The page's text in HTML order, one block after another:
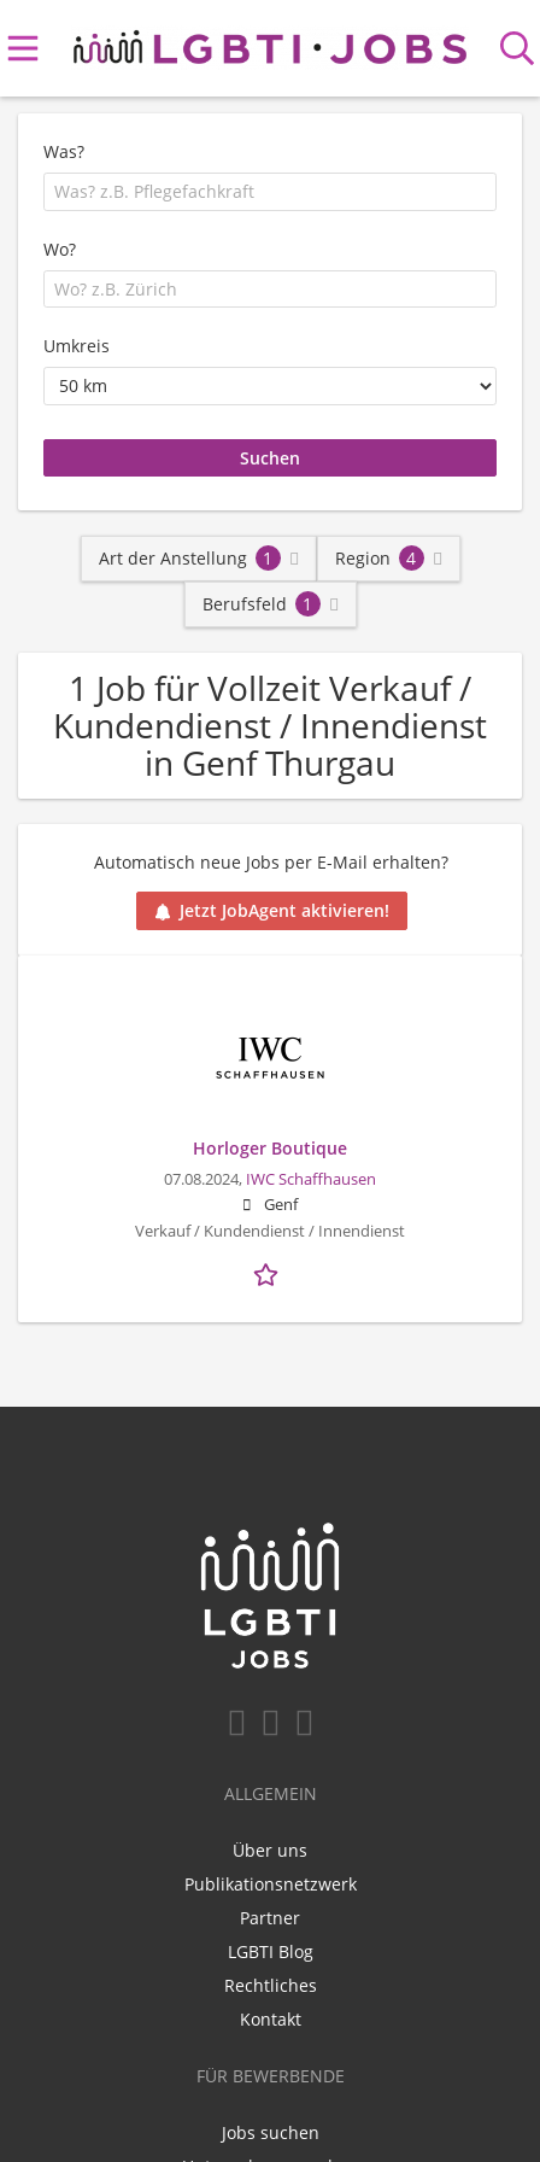
Was?
Wo?
Umkreis
Art der Anstellung 1 Region
4
Berufsfeld
1
1 Job für Vollzeit Verkauf /
Kundendienst / Innendienst
in Genf Thurgau
Automatisch neue Jobs per E-Mail erhalten?
Jetzt JobAgent aktivieren!
Horloger Boutique
07.08.2024, IWC Schaffhausen
Genf
Verkauf / Kundendienst / Innendienst
ALLGEMEIN
Über uns
Publikationsnetzwerk
Partner
LGBTI Blog
Rechtliches
Kontakt
FÜR BEWERBENDE
Jobs suchen